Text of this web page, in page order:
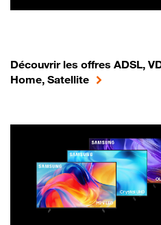
Découvrir les offres ADSL,
Home, Satellite